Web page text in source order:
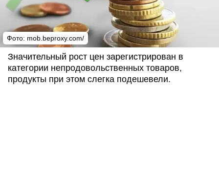
Фото: mob.beproxy.com/
Значительный рост цен зарегистрирован в
категории непродовольственных товаров,
продукты при этом слегка подешевели.